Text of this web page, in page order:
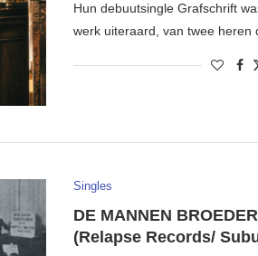
Hun debuutsingle Grafschrift
werk uiteraard, van twee
Singles
DE MANNEN
(Relapse Records/